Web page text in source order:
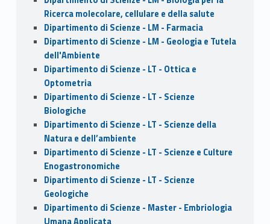
Ricerca molecolare, cellulare e della salute
Dipartimento di Scienze - LM - Farmacia
Dipartimento di Scienze - LM - Geologia e Tutela
dell'Ambiente
Dipartimento di Scienze - LT - Ottica e
Optometria
Dipartimento di Scienze - LT - Scienze
Biologiche
Dipartimento di Scienze - LT - Scienze della
Natura e dell’ambiente
Dipartimento di Scienze - LT - Scienze e Culture
Enogastronomiche
Dipartimento di Scienze - LT - Scienze
Geologiche
Dipartimento di Scienze - Master - Embriologia